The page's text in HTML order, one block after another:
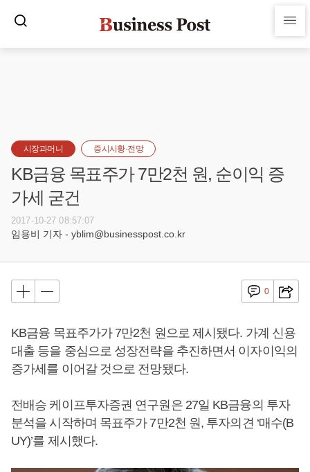
시장과머니 증시시황·전망
KB금융 목표주가 7만2천 원, 순이익 증
가세 굳건
2017-10-27 08:57:07
임용비 기자 - yblim@businesspost.co.kr
0
KB금융 목표주가가 7만2천 원으로 제시됐다. 가계 신용
대출 등을 중심으로 성장전략을 추진하면서 이자이익의
증가세를 이어갈 것으로 전망됐다.
전배승 케이프투자증권 연구원은 27일 KB금융의 투자
분석을 시작하며 목표주가 7만2천 원, 투자의견 ‘매수(B
UY)’를 제시했다.